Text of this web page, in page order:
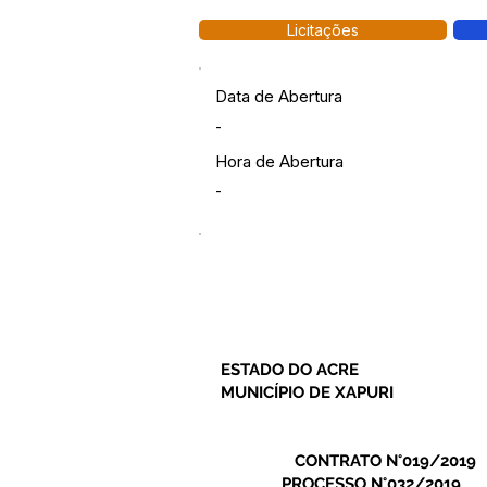
Licitações
Data de Abertura
-
Hora de Abertura
-
ESTADO DO ACRE
MUNICÍPIO DE XAPURI
CONTRATO N°019/2019